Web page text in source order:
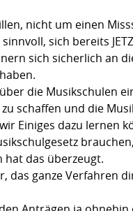
nicht um einen
sich bereits
sich sicherlich an
die Musikschulen
schaffen und die
Einiges dazu lernen
das überzeugt.
das ganze